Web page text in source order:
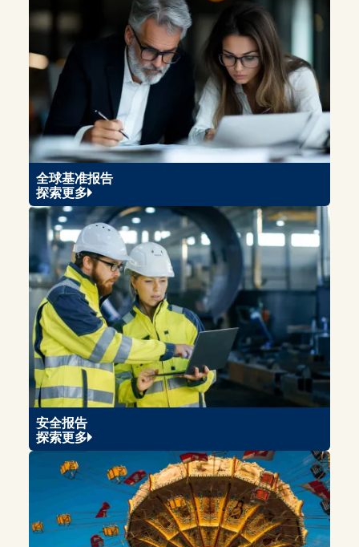
全球基准报告
探索更多
安全报告
探索更多